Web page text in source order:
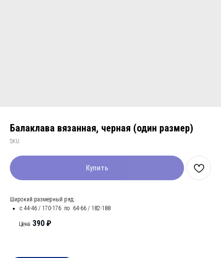
Балаклава вязанная, черная (один размер)
SKU:
Купить
Широкий размерный ряд:
с 44-46 / 170-176 по 64-66 / 182-188
Цена: 390 ₽